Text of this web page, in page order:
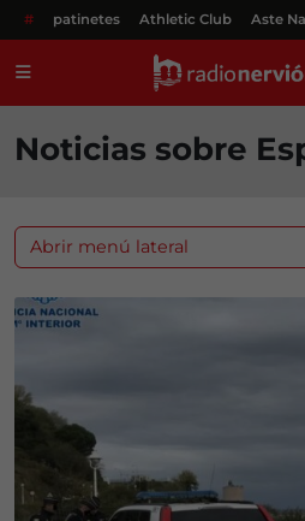
# patinetes Athletic Club Aste
Noticias sobre
Abrir menú lateral